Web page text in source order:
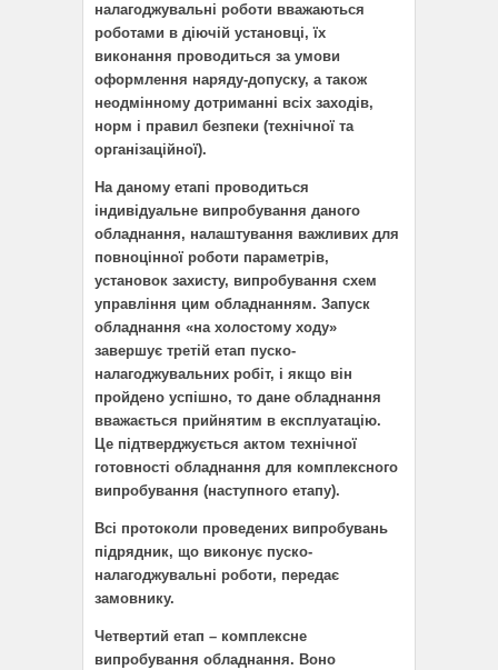
налагоджувальні роботи вважаються
роботами в діючій установці, їх
виконання проводиться за умови
оформлення наряду-допуску, а також
неодмінному дотриманні всіх заходів,
норм і правил безпеки (технічної та
організаційної).
На даному етапі проводиться
індивідуальне випробування даного
обладнання, налаштування важливих для
повноцінної роботи параметрів,
установок захисту, випробування схем
управління цим обладнанням. Запуск
обладнання «на холостому ходу»
завершує третій етап пуско-
налагоджувальних робіт, і якщо він
пройдено успішно, то дане обладнання
вважається прийнятим в експлуатацію.
Це підтверджується актом технічної
готовності обладнання для комплексного
випробування (наступного етапу).
Всі протоколи проведених випробувань
підрядник, що виконує пуско-
налагоджувальні роботи, передає
замовнику.
Четвертий етап – комплексне
випробування обладнання. Воно